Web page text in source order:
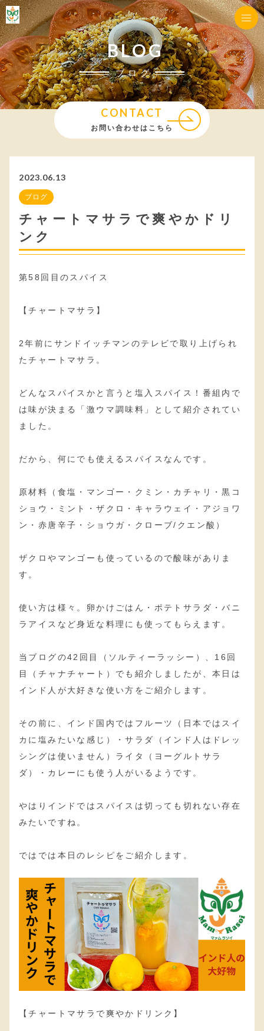
BLOG
ブログ
CONTACT
お問い合わせはこちら
2023.06.13
ブログ
チャートマサラで爽やかドリ
ンク
第58回目のスパイス
【チャートマサラ】
2年前にサンドイッチマンのテレビで取り上げられ
たチャートマサラ。
どんなスパイスかと言うと塩入スパイス！番組内で
は味が決まる「激ウマ調味料」として紹介されてい
ました。
だから、何にでも使えるスパイスなんです。
原材料（食塩・マンゴー・クミン・カチャリ・黒コ
ショウ・ミント・ザクロ・キャラウェイ・アジョワ
ン・赤唐辛子・ショウガ・クローブ/クエン酸）
ザクロやマンゴーも使っているので酸味がありま
す。
使い方は様々。卵かけごはん・ポテトサラダ・バニ
ラアイスなど身近な料理にも使ってもらえます。
当ブログの42回目（ソルティーラッシー）、16回
目（チャナチャート）でも紹介しましたが、本日は
インド人が大好きな使い方をご紹介します。
その前に、インド国内ではフルーツ（日本ではスイ
カに塩みたいな感じ）・サラダ（インド人はドレッ
シングは使いません）ライタ（ヨーグルトサラ
ダ）・カレーにも使う人がいるようです。
やはりインドではスパイスは切っても切れない存在
みたいですね。
ではでは本日のレシピをご紹介します。
【チャートマサラで爽やかドリンク】